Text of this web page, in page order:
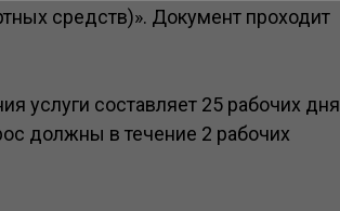
средств)». Документ проходит
услуги составляет 25 рабочих дня
должны в течение 2 рабочих